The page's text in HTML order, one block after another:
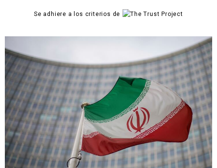
Se adhiere a los criterios de